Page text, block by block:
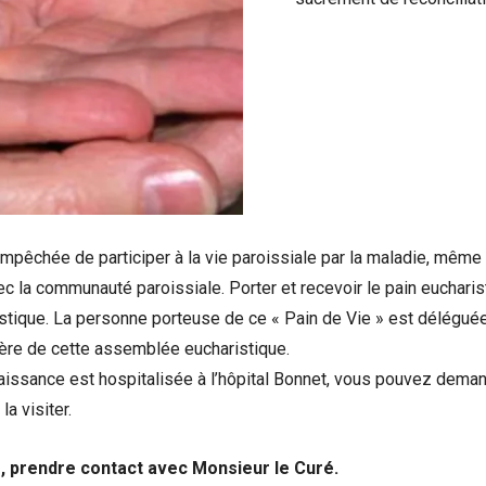
de participer à la vie paroissiale par la maladie,
la communauté paroissiale. Porter et recevoir le pain
La personne porteuse de ce « Pain de Vie » est
de cette assemblée eucharistique.
est hospitalisée à l’hôpital Bonnet, vous pouvez
la visiter.
contact avec Monsieur le Curé.